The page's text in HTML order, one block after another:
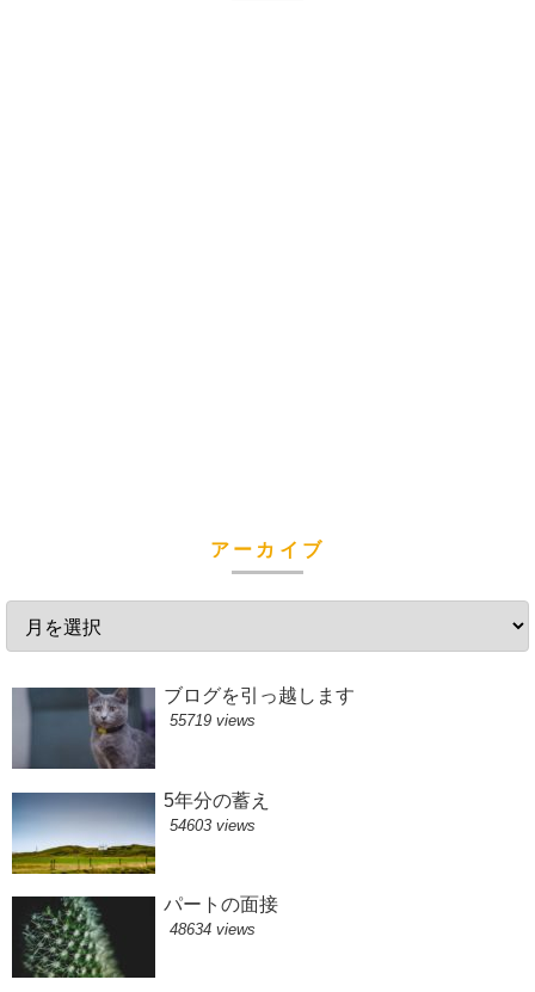
アーカイブ
ブログを引っ越します
55719 views
5年分の蓄え
54603 views
パートの面接
48634 views